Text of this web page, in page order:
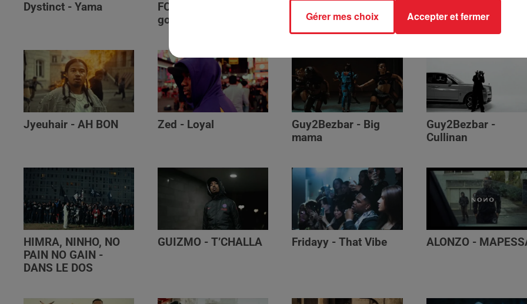
Dystinct - Yama
FOLA & Victony -
golibe
Génération Impolie
Jyeuhair - AH BON Zed - Loyal
Guy2Bezbar - Big
mama
Guy2Bezbar -
Cullinan
HIMRA, NINHO, NO
PAIN NO GAIN -
DANS LE DOS
GUIZMO - T’CHALLA Fridayy - That Vibe ALONZO -
Gérer mes choix Accepter et fermer